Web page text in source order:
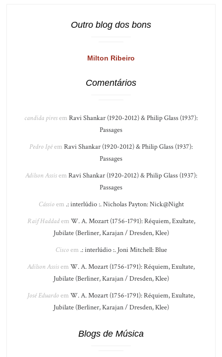
Outro blog dos bons
Milton Ribeiro
Comentários
candida piresem Ravi Shankar (1920-2012) & Philip Glass (1937):
Passages
Pedro Ipêem Ravi Shankar (1920-2012) & Philip Glass (1937):
Passages
Adilson Assisem Ravi Shankar (1920-2012) & Philip Glass (1937):
Passages
Cássioem .: interlúdio :. Nicholas Payton: Nick@Night
Raif Haddadem W. A. Mozart (1756-1791): Réquiem, Exultate,
Jubilate (Berliner, Karajan / Dresden, Klee)
Ciscoem .: interlúdio :. Joni Mitchell: Blue
Adilson Assisem W. A. Mozart (1756-1791): Réquiem, Exultate,
Jubilate (Berliner, Karajan / Dresden, Klee)
José Eduardoem W. A. Mozart (1756-1791): Réquiem, Exultate,
Jubilate (Berliner, Karajan / Dresden, Klee)
Blogs de Música